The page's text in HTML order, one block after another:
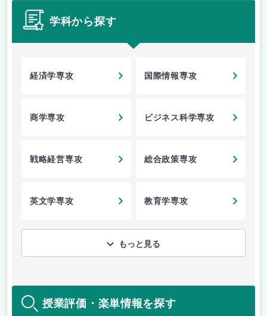
学科から探す
経済学専攻 国際情報専攻
商学専攻 ビジネス科学専攻
戦略経営専攻 総合政策専攻
英文学専攻 教育学専攻
もっと見る
授業評価・楽単情報を探す